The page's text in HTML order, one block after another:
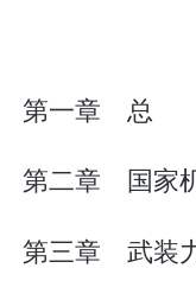
第一章 总
第二章 国家
第三章 武装